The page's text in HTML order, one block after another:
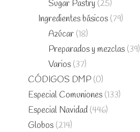
Sugar Pastry (25)
Ingredientes básicos (79)
Azúcar (18)
Preparados y mezclas (39)
Varios (37)
CÓDIGOS DMP (0)
Especial Comuniones (133)
Especial Navidad (446)
Globos (214)